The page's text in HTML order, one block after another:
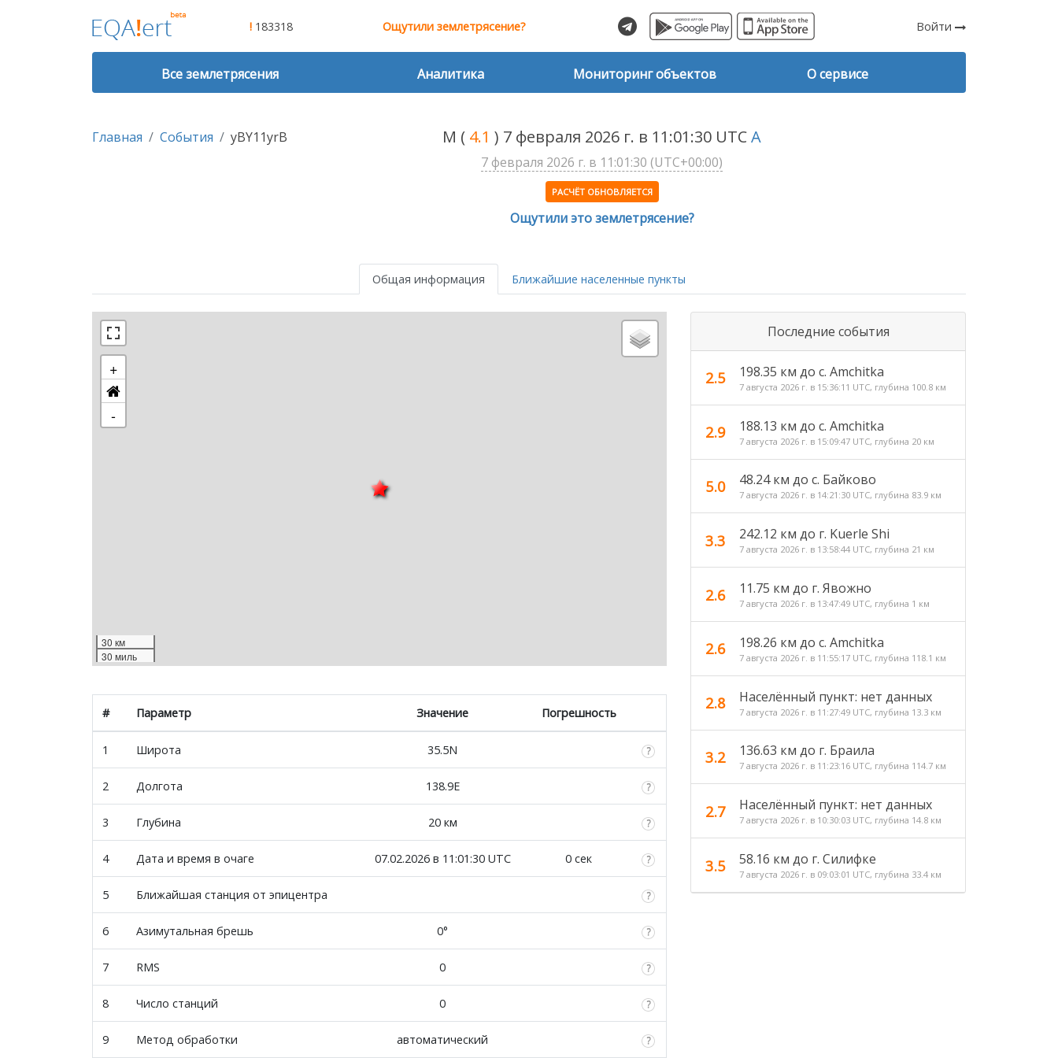
! 183318 Ощутили землетрясение? Войти
Все землетрясения Аналитика Мониторинг объектов О сервисе
Главная События yBY11yrB M ( 4.1 ) 7 февраля 2026 г. в 11:01:30 UTCA
7 февраля 2026 г. в 11:01:30 (UTC+00:00)
РАСЧЁТ ОБНОВЛЯЕТСЯ
Ощутили это землетрясение?
Общая информация Ближайшие населенные пункты
+
-
30 км
30 миль
# Параметр Значение Погрешность
1 Широта 35.5N
2 Долгота 138.9E
3 Глубина 20 км
4 Дата и время в очаге 07.02.2026 в 11:01:30 UTC 0 сек
5 Ближайшая станция от эпицентра
6 Азимутальная брешь 0°
7 RMS 0
8 Число станций 0
9 Метод обработки автоматический
Последние события
2.5 198.35 км до с. Amchitka
7 августа 2026 г. в 15:36:11 UTC, глубина 100.8 км
2.9 188.13 км до с. Amchitka
7 августа 2026 г. в 15:09:47 UTC, глубина 20 км
5.0 48.24 км до c. Байково
7 августа 2026 г. в 14:21:30 UTC, глубина 83.9 км
3.3 242.12 км до г. Kuerle Shi
7 августа 2026 г. в 13:58:44 UTC, глубина 21 км
2.6 11.75 км до г. Явожно
7 августа 2026 г. в 13:47:49 UTC, глубина 1 км
2.6 198.26 км до с. Amchitka
7 августа 2026 г. в 11:55:17 UTC, глубина 118.1 км
2.8 Населённый пункт: нет данных
7 августа 2026 г. в 11:27:49 UTC, глубина 13.3 км
3.2 136.63 км до г. Браила
7 августа 2026 г. в 11:23:16 UTC, глубина 114.7 км
2.7 Населённый пункт: нет данных
7 августа 2026 г. в 10:30:03 UTC, глубина 14.8 км
3.5 58.16 км до г. Силифке
7 августа 2026 г. в 09:03:01 UTC, глубина 33.4 км